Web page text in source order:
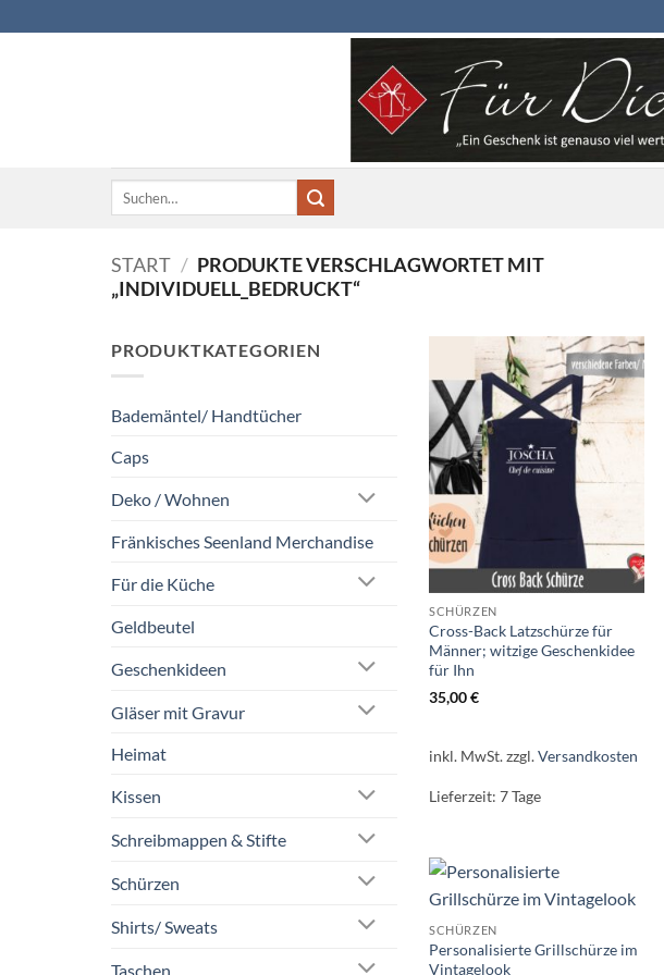
Inhalt
Suchen
START / PRODUKTE VERSCHLAGWORTET MIT
„INDIVIDUELL_BEDRUCKT“
PRODUKTKATEGORIEN
Bademäntel/ Handtücher
Caps
Deko / Wohnen
Fränkisches Seenland Merchandise
Für die Küche
Geldbeutel
Geschenkideen
Gläser mit Gravur
Heimat
Kissen
Schreibmappen & Stifte
Schürzen
Shirts/ Sweats
Taschen
SCHÜRZEN
Cross-Back Latzschürze für
Männer; witzige Geschenkidee
für Ihn
35,00€
inkl. MwSt.zzgl.Versandkosten
Lieferzeit:7 Tage
SCHÜRZEN
Personalisierte Grillschürze im
Vintagelook